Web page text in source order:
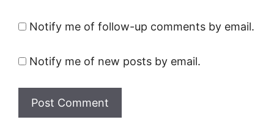
Notify me of follow-up comments by email.
Notify me of new posts by email.